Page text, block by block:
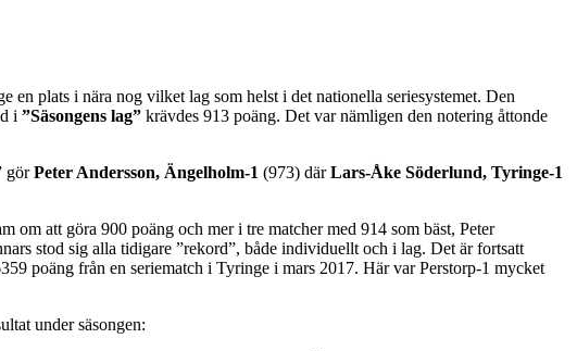
en plats i nära nog vilket lag som helst i det nationella seriesystemet. Den
i ”Säsongens lag” krävdes 913 poäng. Det var nämligen den notering åttonde
görPeter Andersson, Ängelholm-1 (973) därLars-Åke Söderlund, Tyringe-1
om att göra 900 poäng och mer i tre matcher med 914 som bäst, Peter
stod sig alla tidigare ”rekord”, både individuellt och i lag. Det är fortsatt
poäng från en seriematch i Tyringe i mars 2017. Här var Perstorp-1 mycket
under säsongen: